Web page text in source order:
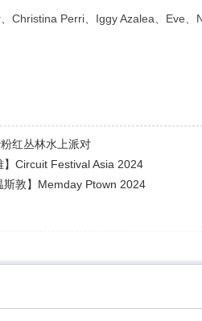
Christina Perri、Iggy Azalea、Eve、
粉红丛林水上派对
】Circuit Festival Asia 2024
斯敦】Memday Ptown 2024